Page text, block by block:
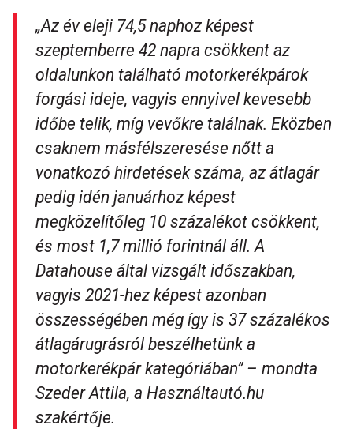
„Az év eleji 74,5 naphoz képest
szeptemberre 42 napra csökkent az
oldalunkon található motorkerékpárok
forgási ideje, vagyis ennyivel kevesebb
időbe telik, míg vevőkre találnak. Eközben
csaknem másfélszeresése nőtt a
vonatkozó hirdetések száma, az átlagár
pedig idén januárhoz képest
megközelítőleg 10 százalékot csökkent,
és most 1,7 millió forintnál áll. A
Datahouse által vizsgált időszakban,
vagyis 2021-hez képest azonban
összességében még így is 37 százalékos
átlagárugrásról beszélhetünk a
motorkerékpár kategóriában” – mondta
Szeder Attila, a Használtautó.hu
szakértője.